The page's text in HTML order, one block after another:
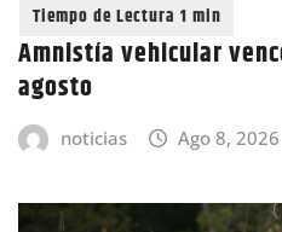
Amnistía vehicular
agosto
noticias Ago 8, 2026